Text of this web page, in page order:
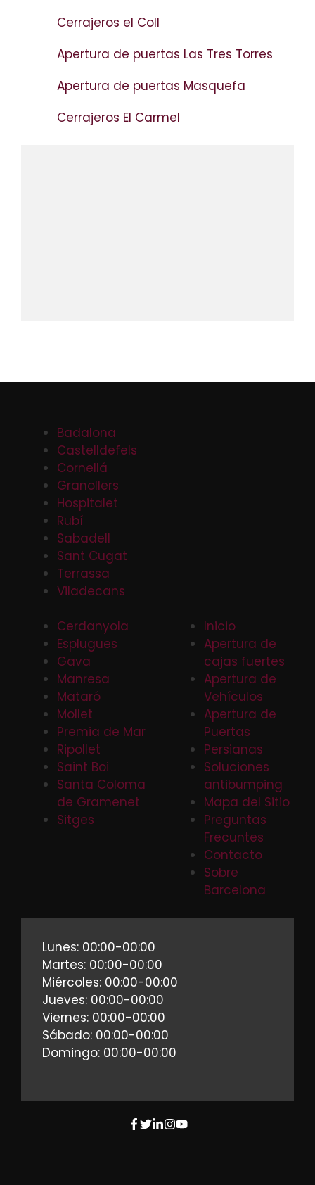
Cerrajeros el Coll
Apertura de puertas Las Tres Torres
Apertura de puertas Masquefa
Cerrajeros El Carmel
Badalona
Castelldefels
Cornellá
Granollers
Hospitalet
Rubí
Sabadell
Sant Cugat
Terrassa
Viladecans
Cerdanyola
Esplugues
Gava
Manresa
Mataró
Mollet
Premia de Mar
Ripollet
Saint Boi
Santa Coloma
de Gramenet
Sitges
Inicio
Apertura de
cajas fuertes
Apertura de
Vehículos
Apertura de
Puertas
Persianas
Soluciones
antibumping
Mapa del Sitio
Preguntas
Frecuntes
Contacto
Sobre
Barcelona
Lunes: 00:00-00:00
Martes: 00:00-00:00
Miércoles: 00:00-00:00
Jueves: 00:00-00:00
Viernes: 00:00-00:00
Sábado: 00:00-00:00
Domingo: 00:00-00:00